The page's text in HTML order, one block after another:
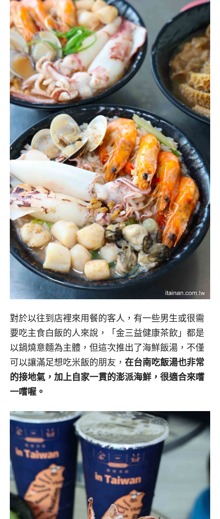
對於以往到店裡來用餐的客人，有一些男生或很需
要吃主食白飯的人來說，「金三益健康茶飲」都是
以鍋燒意麵為主體，但這次推出了海鮮飯湯，不僅
可以讓滿足想吃米飯的朋友， 在台南吃飯湯也非常
的接地氣，加上自家一貫的澎派海鮮，很適合來嚐
一嚐喔。